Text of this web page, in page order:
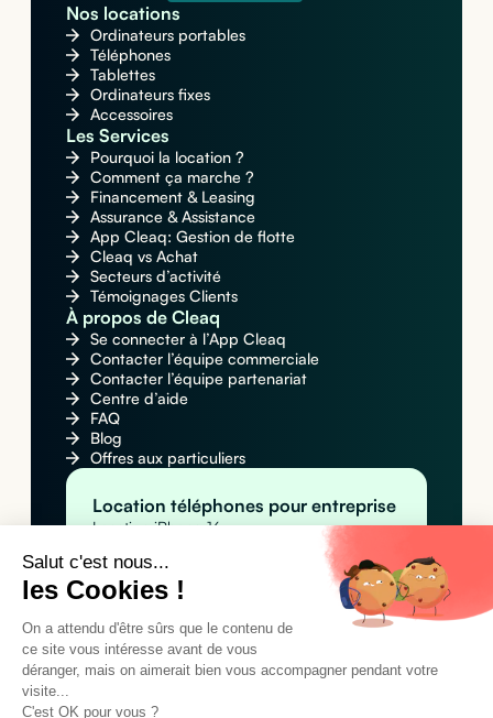
Salut c'est nous...
les Cookies !
On a attendu d'être sûrs que le contenu de
ce site vous intéresse avant de vous
déranger, mais on aimerait bien vous accompagner pendant votre
visite...
C'est OK pour vous ?
Nos locations
Ordinateurs portables
Téléphones
Tablettes
Ordinateurs fixes
Accessoires
Les Services
Pourquoi la location ?
Comment ça marche ?
Financement & Leasing
Assurance & Assistance
App Cleaq: Gestion de flotte
Cleaq vs Achat
Secteurs d’activité
Témoignages Clients
À propos de Cleaq
Se connecter à l’App Cleaq
Contacter l’équipe commerciale
Contacter l’équipe partenariat
Centre d’aide
FAQ
Blog
Offres aux particuliers
Location téléphones pour entreprise
Location iPhone 16
Location Samsung Galaxy S25
Location MacBook pour entreprise
Location Apple MacBook Pro 14" M4
Location Apple MacBook Air M4
Location MacBook Air 15" M4
Location tablettes pour entreprise
Location Apple iPad Pro 11" M4 (Wi-Fi +